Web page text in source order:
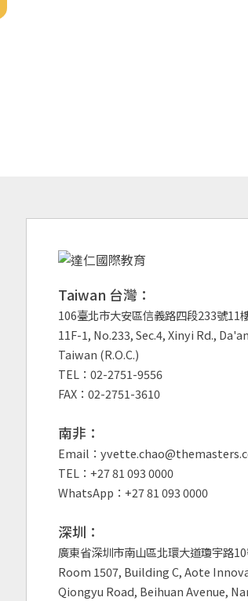
Taiwan 台灣：
106臺北市大安區信義路四段233號11
11F-1, No.233, Sec.4, Xinyi Rd.,
Taiwan (R.O.C.)
TEL：02-2751-9556
FAX：02-2751-3610
南非：
Email：
TEL：+27 81 093 0000
WhatsApp：+27 81 093 0000
深圳：
廣東省深圳市南山區北環大道瓊宇路
Room 1507, Building C, Aote
Qiongyu Road, Beihuan Avenue,